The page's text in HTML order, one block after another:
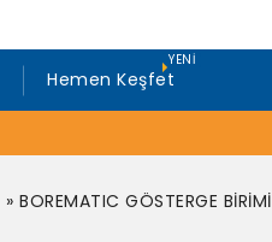
Hemen Keşfet
YENI
»BOREMATIC GÖSTERGE BİRİMİ